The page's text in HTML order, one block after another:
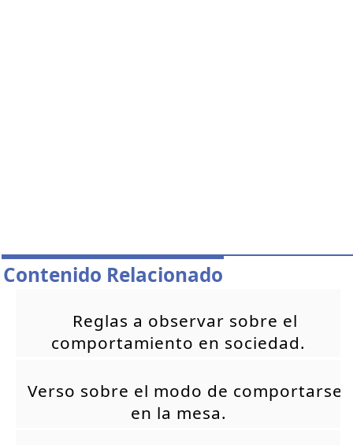
Contenido Relacionado
Reglas a observar sobre el
comportamiento en sociedad.
Verso sobre el modo de comportarse
en la mesa.